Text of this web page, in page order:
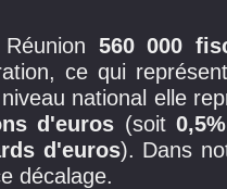
560 000
ce qui
national elle
d'euros (soit0,5%
d'euros). Dans
décalage.